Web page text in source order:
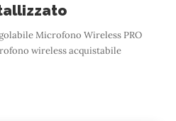
Microfono Wireless PRO
wireless acquistabile